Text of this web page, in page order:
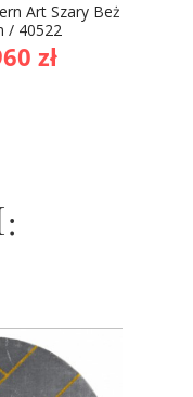
Art Szary Beż
/ 40522
zł